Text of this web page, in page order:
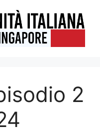
2